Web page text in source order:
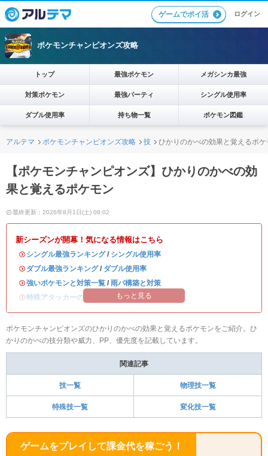
ゲームでポイ活 ログイン
ポケモンチャンピオンズ攻略
トップ 最強ポケモン メガシンカ最強
対策ポケモン 最強パーティ シングル使用率
ダブル使用率 持ち物一覧 ポケモン図鑑
アルテマ ポケモンチャンピオンズ攻略 技 ひかりのかべの効果と覚えるポケ
【ポケモンチャンピオンズ】ひかりのかべの効
果と覚えるポケモン
最終更新：2026年8月1日(土) 08:02
新シーズンが開幕！気になる情報はこちら
・ シングル最強ランキング/ シングル使用率
・ ダブル最強ランキング/ ダブル使用率
・強いポケモンと対策一覧 / 雨パ構築と対策
・特殊アタッカーのおすすめランキング
もっと見る
ポケモンチャンピオンズのひかりのかべの効果と覚えるポケモンをご紹介。ひ
かりのかべの技分類や威力、PP、優先度を記載しています。
関連記事
技一覧 物理技一覧
特殊技一覧 変化技一覧
ゲームをプレイして課金代を稼ごう！